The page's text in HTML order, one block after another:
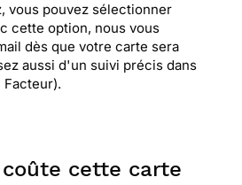
vous pouvez sélectionner
cette option, nous vous
dès que votre carte sera
aussi d'un suivi précis dans
cette carte